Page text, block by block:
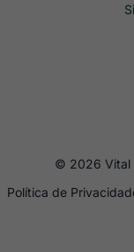
© 2026 Vital
Política de